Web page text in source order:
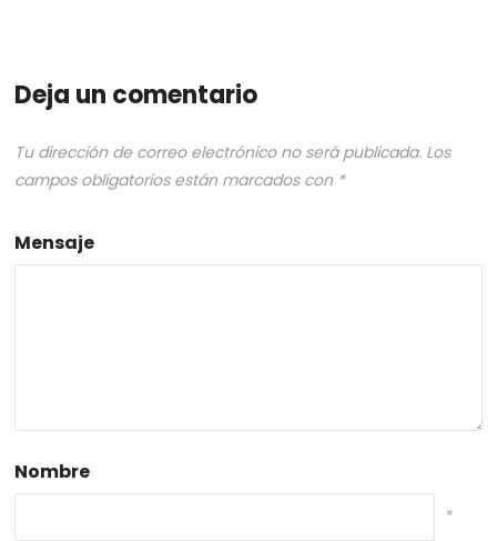
Deja un comentario
Tu dirección de correo electrónico no será publicada. Los
campos obligatorios están marcados con *
Mensaje
Nombre
*